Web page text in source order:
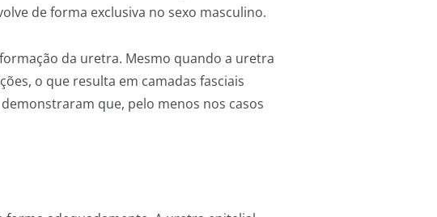
de forma exclusiva no sexo masculino.
da uretra. Mesmo quando a uretra
o que resulta em camadas fasciais
que, pelo menos nos casos